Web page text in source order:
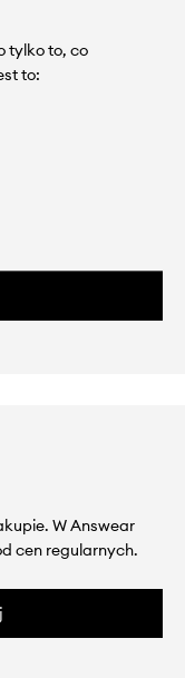
tylko to, co
to:
W Answear
cen regularnych.